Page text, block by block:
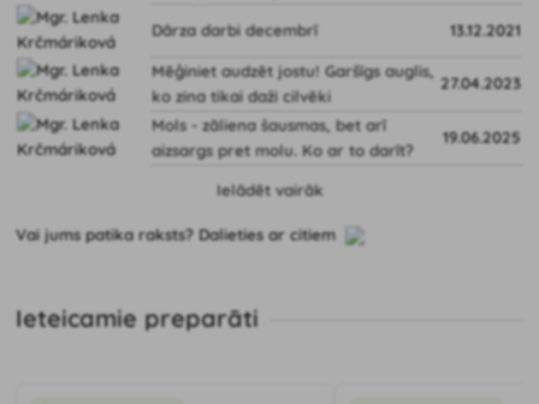
Dārza darbi decembrī 13.12.2021
Mēģiniet audzēt jostu! Garšīgs auglis,
ko zina tikai daži cilvēki
27.04.2023
Mols - zāliena šausmas, bet arī
aizsargs pret molu. Ko ar to darīt?
19.06.2025
Ielādēt vairāk
Vai jums patika raksts? Dalieties ar citiem
Ieteicamie preparāti